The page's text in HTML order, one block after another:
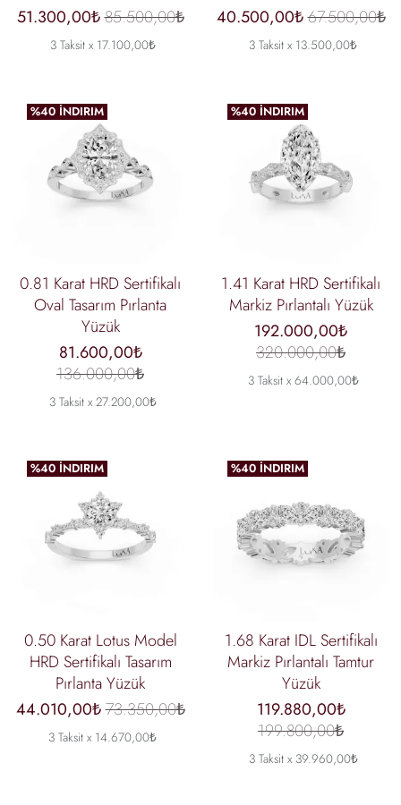
51.300,00₺85.500,00₺
3 Taksit x 17.100,00₺
40.500,00₺67.500,00₺
3 Taksit x 13.500,00₺
%40 İNDIRIM
0.81 Karat HRD Sertifikalı
Oval Tasarım Pırlanta
Yüzük
81.600,00₺
136.000,00₺
3 Taksit x 27.200,00₺
%40 İNDIRIM
1.41 Karat HRD Sertifikalı
Markiz Pırlantalı Yüzük
192.000,00₺
320.000,00₺
3 Taksit x 64.000,00₺
%40 İNDIRIM
0.50 Karat Lotus Model
HRD Sertifikalı Tasarım
Pırlanta Yüzük
44.010,00₺73.350,00₺
3 Taksit x 14.670,00₺
%40 İNDIRIM
1.68 Karat IDL Sertifikalı
Markiz Pırlantalı Tamtur
Yüzük
119.880,00₺
199.800,00₺
3 Taksit x 39.960,00₺